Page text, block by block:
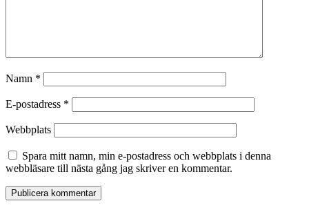
Namn *
E-postadress *
Webbplats
Spara mitt namn, min e-postadress och webbplats i denna
webbläsare till nästa gång jag skriver en kommentar.